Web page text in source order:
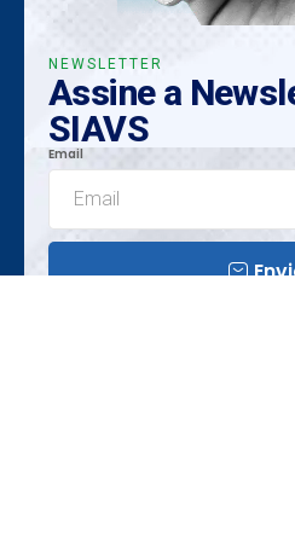
NEWSLETTER
Assine a
SIAVS
Email